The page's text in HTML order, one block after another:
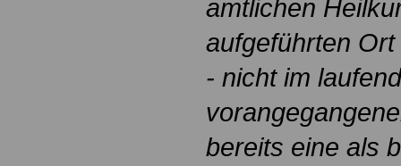
amtlichen
aufgeführten
- nicht im
bereits eine als